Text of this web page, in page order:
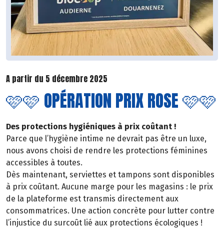
A partir du 5 décembre 2025
🩷🩷 OPÉRATION PRIX ROSE 🩷🩷
Des protections hygiéniques à prix coûtant !
Parce que l’hygiène intime ne devrait pas être un luxe,
nous avons choisi de rendre les protections féminines
accessibles à toutes.
Dès maintenant, serviettes et tampons sont disponibles
à prix coûtant. Aucune marge pour les magasins : le prix
de la plateforme est transmis directement aux
consommatrices. Une action concrète pour lutter contre
l’injustice du surcoût lié aux protections écologiques !